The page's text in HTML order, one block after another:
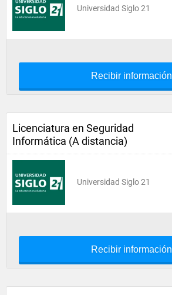
Universidad Siglo 21
Recibir información
Licenciatura en Seguridad
Informática (A distancia)
Universidad Siglo 21
Recibir información